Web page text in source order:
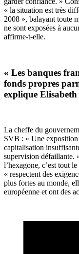
« la situation est très
2008 », balayant toute
ne sont exposées à
affirme-t-elle.
« Les banques
fonds propres
explique
La cheffe du
SVB : « Une exposition
capitalisation
supervision défaillante.
l’hexagone, c’est tout
« respectent des
plus fortes au monde,
européenne et ont des